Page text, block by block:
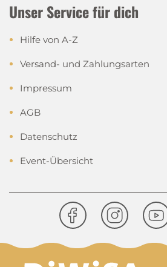
Unser Service für dich
Hilfe von A-Z
Versand- und Zahlungsarten
Impressum
AGB
Datenschutz
Event-Übersicht